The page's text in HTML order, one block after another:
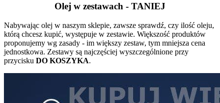
Olej w zestawach - TANIEJ
Nabywając olej w naszym sklepie, zawsze sprawdź, czy ilość oleju,
którą chcesz kupić, występuje w zestawie. Większość produktów
proponujemy wg zasady - im większy zestaw, tym mniejsza cena
jednostkowa. Zestawy są najczęściej wyszczególnione przy
przycisku DO KOSZYKA.